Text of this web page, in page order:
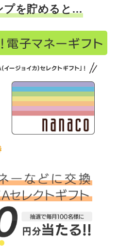
プを貯めると…